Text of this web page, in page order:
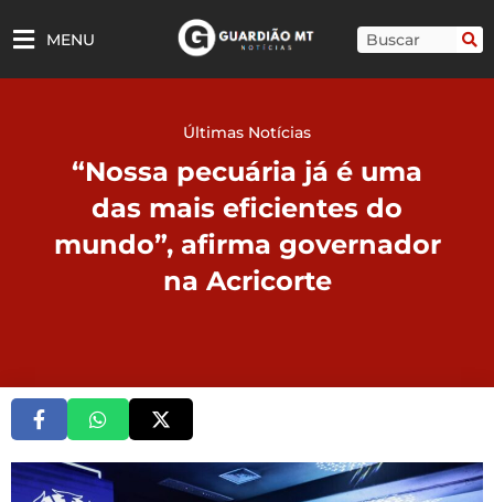
para
MENU Pesquisar
Últimas Notícias
“Nossa pecuária já é uma
das mais eficientes do
mundo”, afirma governador
na Acricorte